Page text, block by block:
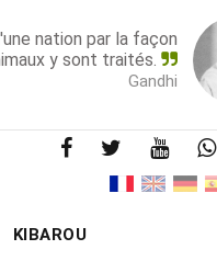
nation par la façon
y sont traités.
Gandhi
KIBAROU